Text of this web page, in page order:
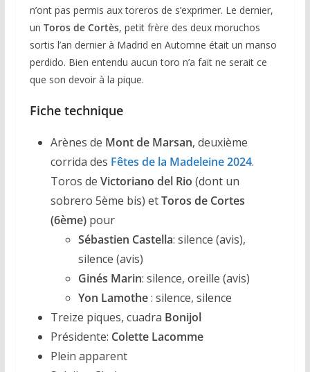
n’ont pas permis aux toreros de s’exprimer. Le dernier,
un Toros de Cortès, petit frère des deux moruchos
sortis l’an dernier à Madrid en Automne était un manso
perdido. Bien entendu aucun toro n’a fait ne serait ce
que son devoir à la pique.
Fiche technique
Arènes de Mont de Marsan, deuxième
corrida des Fêtes de la Madeleine 2024.
Toros de Victoriano del Rio (dont un
sobrero 5ème bis) etToros de Cortes
(6ème) pour
Sébastien Castella: silence (avis),
silence (avis)
Ginés Marin: silence, oreille (avis)
Yon Lamothe: silence, silence
Treize piques, cuadra Bonijol
Présidente: Colette Lacomme
Plein apparent